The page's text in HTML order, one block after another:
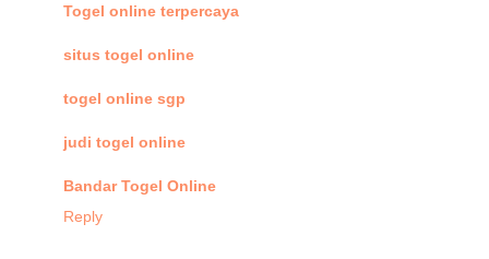
Togel online terpercaya
situs togel online
togel online sgp
judi togel online
Bandar Togel Online
Reply